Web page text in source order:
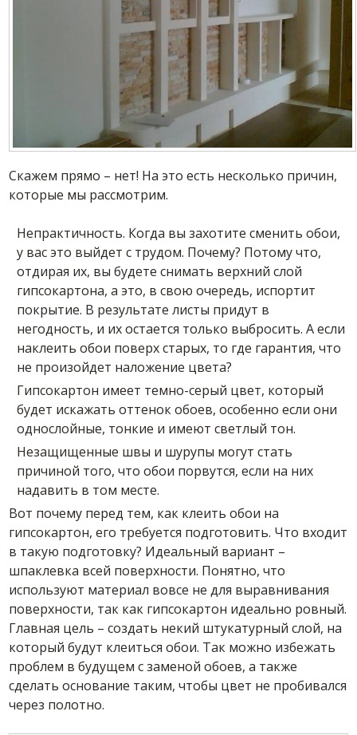
Скажем прямо – нет! На это есть несколько причин,
которые мы рассмотрим.
Непрактичность. Когда вы захотите сменить обои,
у вас это выйдет с трудом. Почему? Потому что,
отдирая их, вы будете снимать верхний слой
гипсокартона, а это, в свою очередь, испортит
покрытие. В результате листы придут в
негодность, и их остается только выбросить. А если
наклеить обои поверх старых, то где гарантия, что
не произойдет наложение цвета?
Гипсокартон имеет темно-серый цвет, который
будет искажать оттенок обоев, особенно если они
однослойные, тонкие и имеют светлый тон.
Незащищенные швы и шурупы могут стать
причиной того, что обои порвутся, если на них
надавить в том месте.
Вот почему перед тем, как клеить обои на
гипсокартон, его требуется подготовить. Что входит
в такую подготовку? Идеальный вариант –
шпаклевка всей поверхности. Понятно, что
используют материал вовсе не для выравнивания
поверхности, так как гипсокартон идеально ровный.
Главная цель – создать некий штукатурный слой, на
который будут клеиться обои. Так можно избежать
проблем в будущем с заменой обоев, а также
сделать основание таким, чтобы цвет не пробивался
через полотно.